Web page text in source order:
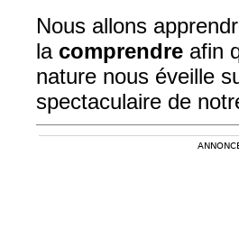
Nous allons
la comprendre afin
nature nous éveille
spectaculaire de